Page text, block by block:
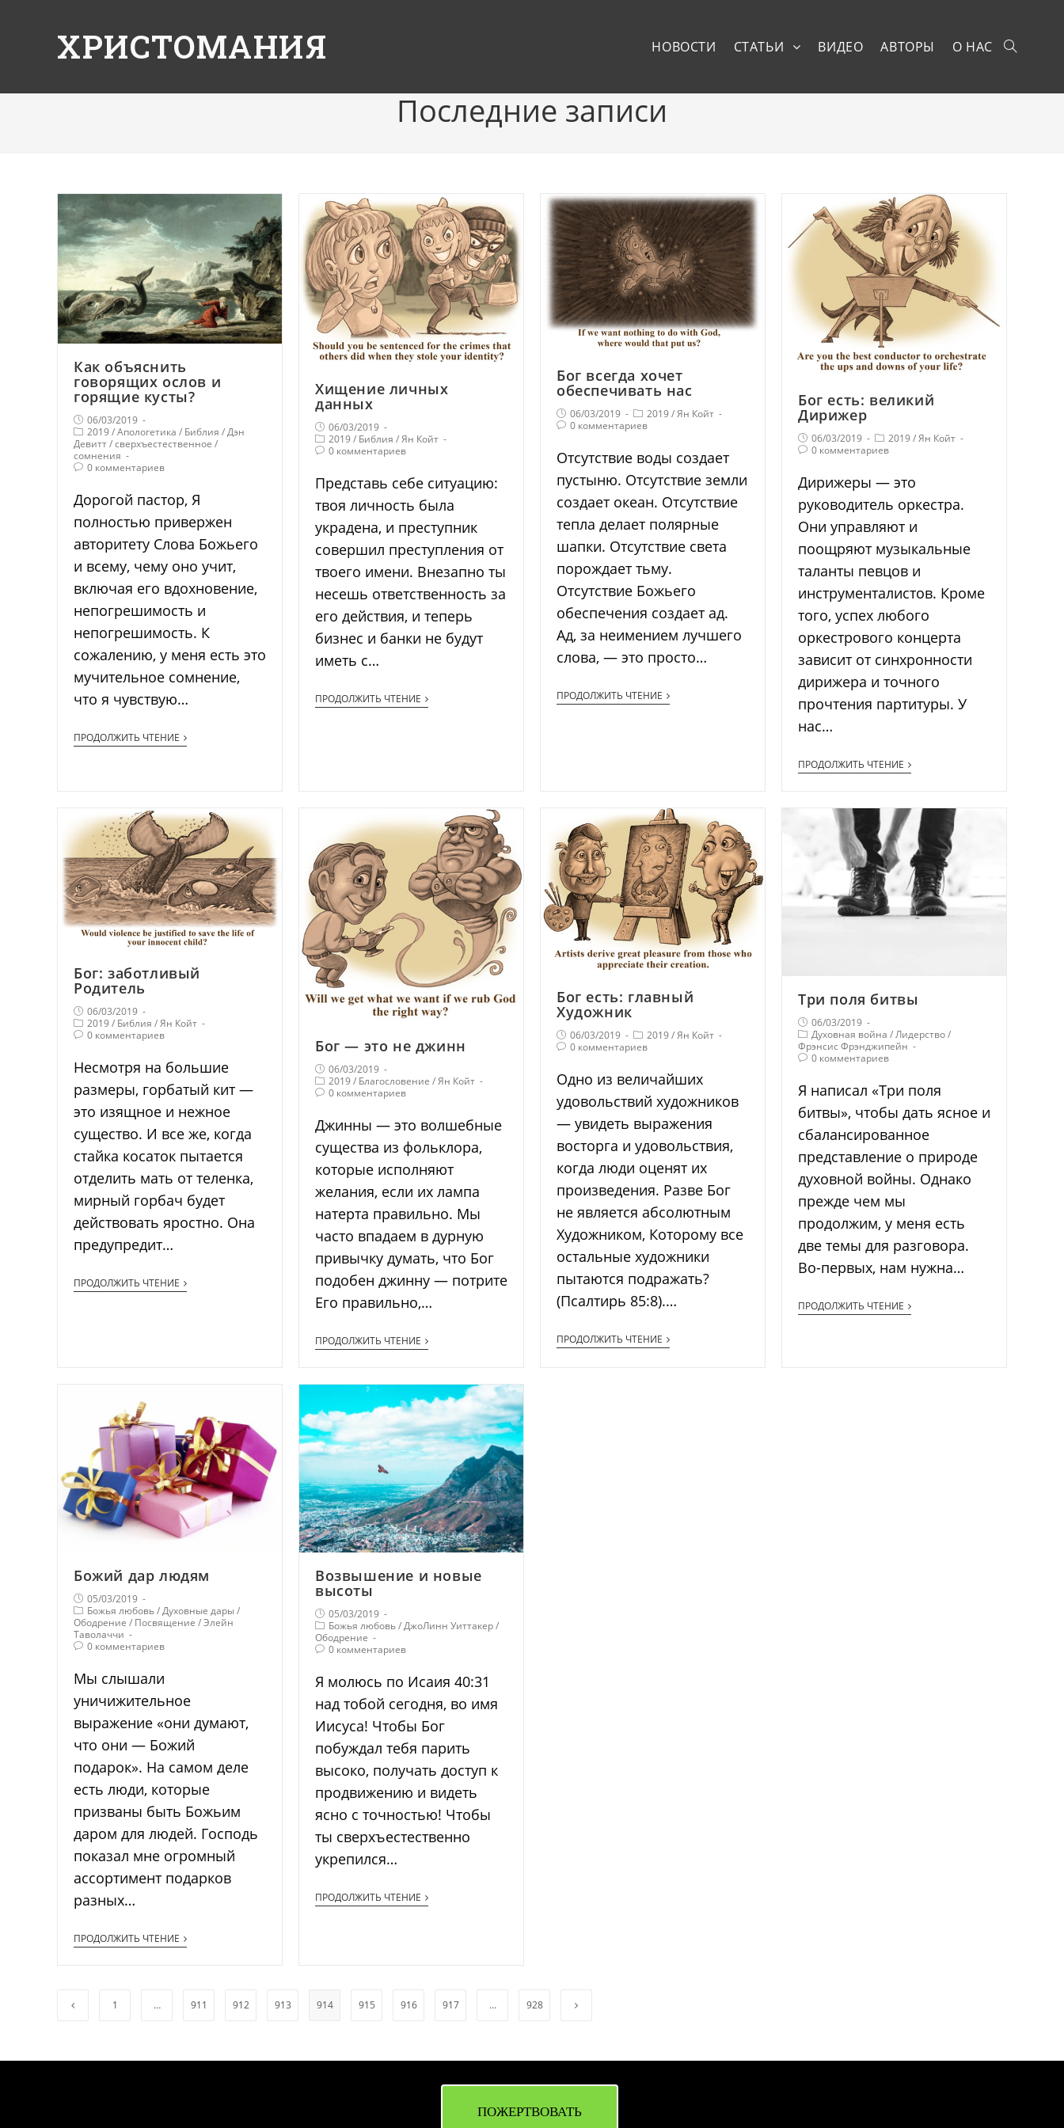
ХРИСТОМАНИЯ НОВОСТИ СТАТЬИ ВИДЕО АВТОРЫ О НАС
Последние записи
Как объяснить
говорящих ослов и
горящие кусты?
06/03/2019
2019/Апологетика / Библия /Дэн
Девитт/сверхъестественное /
сомнения
0 комментариев
Дорогой пастор, Я
полностью привержен
авторитету Слова Божьего
и всему, чему оно учит,
включая его вдохновение,
непогрешимость и
непогрешимость. К
сожалению, у меня есть это
мучительное сомнение,
что я чувствую…
ПРОДОЛЖИТЬ ЧТЕНИЕ
Хищение личных
данных
06/03/2019
2019/ Библия /Ян Койт
0 комментариев
Представь себе ситуацию:
твоя личность была
украдена, и преступник
совершил преступления от
твоего имени. Внезапно ты
несешь ответственность за
его действия, и теперь
бизнес и банки не будут
иметь с…
ПРОДОЛЖИТЬ ЧТЕНИЕ
Бог всегда хочет
обеспечивать нас
06/03/2019 2019/Ян Койт
0 комментариев
Отсутствие воды создает
пустыню. Отсутствие земли
создает океан. Отсутствие
тепла делает полярные
шапки. Отсутствие света
порождает тьму.
Отсутствие Божьего
обеспечения создает ад.
Ад, за неимением лучшего
слова, — это просто…
ПРОДОЛЖИТЬ ЧТЕНИЕ
Бог есть: великий
Дирижер
06/03/2019 2019/Ян Койт
0 комментариев
Дирижеры — это
руководитель оркестра.
Они управляют и
поощряют музыкальные
таланты певцов и
инструменталистов. Кроме
того, успех любого
оркестрового концерта
зависит от синхронности
дирижера и точного
прочтения партитуры. У
нас…
ПРОДОЛЖИТЬ ЧТЕНИЕ
Бог: заботливый
Родитель
06/03/2019
2019/ Библия /Ян Койт
0 комментариев
Несмотря на большие
размеры, горбатый кит —
это изящное и нежное
существо. И все же, когда
стайка косаток пытается
отделить мать от теленка,
мирный горбач будет
действовать яростно. Она
предупредит…
ПРОДОЛЖИТЬ ЧТЕНИЕ
Бог — это не джинн
06/03/2019
2019/ Благословение /Ян Койт
0 комментариев
Джинны — это волшебные
существа из фольклора,
которые исполняют
желания, если их лампа
натерта правильно. Мы
часто впадаем в дурную
привычку думать, что Бог
подобен джинну — потрите
Его правильно,…
ПРОДОЛЖИТЬ ЧТЕНИЕ
Бог есть: главный
Художник
06/03/2019 2019/Ян Койт
0 комментариев
Одно из величайших
удовольствий художников
— увидеть выражения
восторга и удовольствия,
когда люди оценят их
произведения. Разве Бог
не является абсолютным
Художником, Которому все
остальные художники
пытаются подражать?
(Псалтирь 85:8).…
ПРОДОЛЖИТЬ ЧТЕНИЕ
Три поля битвы
06/03/2019
Духовная война /Лидерство/
Фрэнсис Фрэнджипейн
0 комментариев
Я написал «Три поля
битвы», чтобы дать ясное и
сбалансированное
представление о природе
духовной войны. Однако
прежде чем мы
продолжим, у меня есть
две темы для разговора.
Во-первых, нам нужна…
ПРОДОЛЖИТЬ ЧТЕНИЕ
Божий дар людям
05/03/2019
Божья любовь/Духовные дары/
Ободрение / Посвящение /Элейн
Таволаччи
0 комментариев
Мы слышали
уничижительное
выражение «они думают,
что они — Божий
подарок». На самом деле
есть люди, которые
призваны быть Божьим
даром для людей. Господь
показал мне огромный
ассортимент подарков
разных…
ПРОДОЛЖИТЬ ЧТЕНИЕ
Возвышение и новые
высоты
05/03/2019
Божья любовь/ДжоЛинн Уиттакер/
Ободрение
0 комментариев
Я молюсь по Исаия 40:31
над тобой сегодня, во имя
Иисуса! Чтобы Бог
побуждал тебя парить
высоко, получать доступ к
продвижению и видеть
ясно с точностью! Чтобы
ты сверхъестественно
укрепился…
ПРОДОЛЖИТЬ ЧТЕНИЕ
1 … 911 912 913 914 915 916 917 … 928
ПОЖЕРТВОВАТЬ